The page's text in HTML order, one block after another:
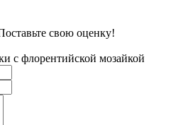
свою оценку!
с флорентийской мозайкой